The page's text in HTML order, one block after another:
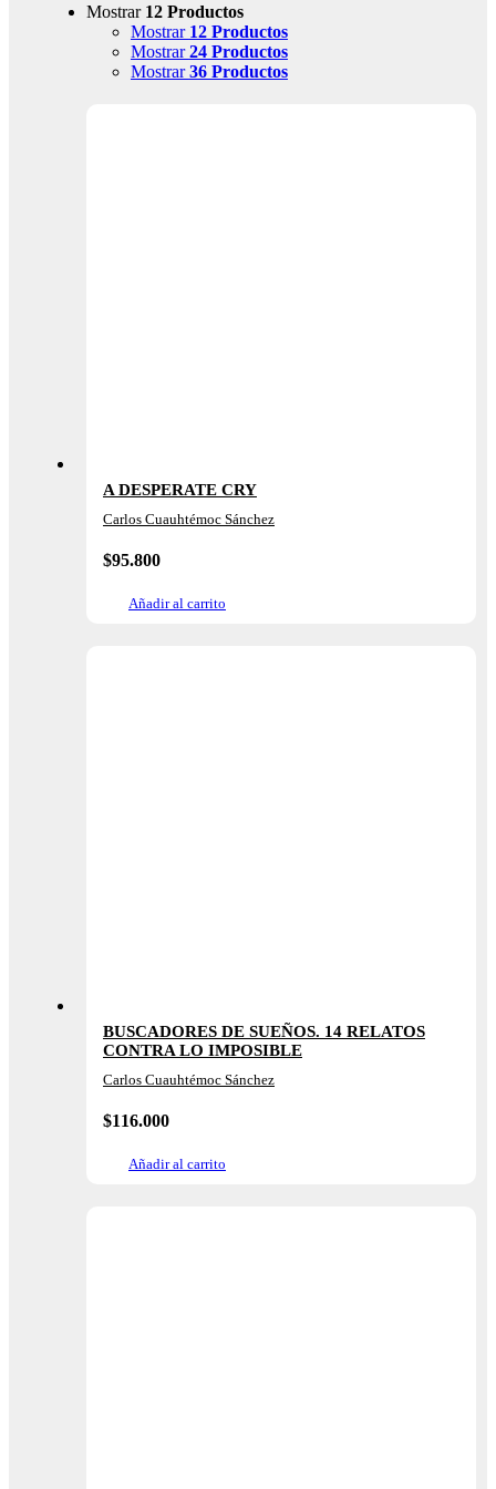
Mostrar 12 Productos
Mostrar 12 Productos
Mostrar24 Productos
Mostrar36 Productos
A DESPERATE CRY
Carlos Cuauhtémoc Sánchez
$95.800
Añadir al carrito
BUSCADORES DE SUEÑOS. 14 RELATOS
CONTRA LO IMPOSIBLE
Carlos Cuauhtémoc Sánchez
$116.000
Añadir al carrito